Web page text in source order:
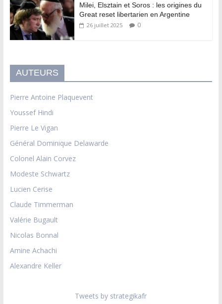
Milei, Elsztain et Soros : les origines du
Great reset libertarien en Argentine
26 juillet 2025 0
AUTEURS
Pierre Antoine Plaquevent
Youssef Hindi
Pierre Le Vigan
Général Dominique Delawarde
Colonel Alain Corvez
Modeste Schwartz
Lucien Cerise
Claude Timmerman
Valérie Bugault
Nicolas Bonnal
Amine Achachi
Alexandre Keller
Tweets by strategikafr